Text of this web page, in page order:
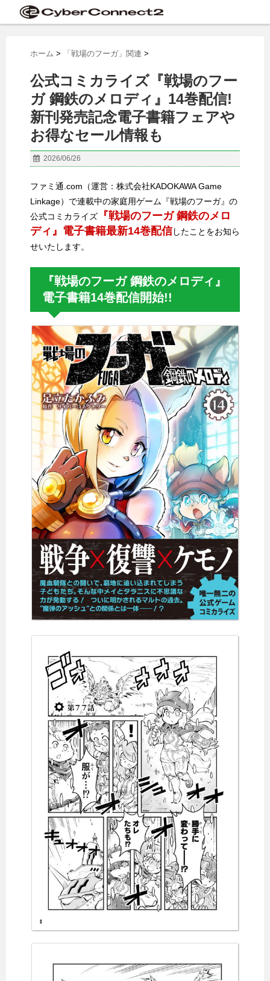
ホーム > 「戦場のフーガ」関連 >
公式コミカライズ『戦場のフー
ガ 鋼鉄のメロディ』14巻配信!
新刊発売記念電子書籍フェアや
お得なセール情報も
2026/06/26
ファミ通.com（運営：株式会社KADOKAWA Game
Linkage）で連載中の家庭用ゲーム『戦場のフーガ』の
公式コミカライズ
『戦場のフーガ 鋼鉄のメロ
ディ』電子書籍最新14巻配信したことをお知ら
せいたします。
『戦場のフーガ 鋼鉄のメロディ』
電子書籍14巻配信開始!!